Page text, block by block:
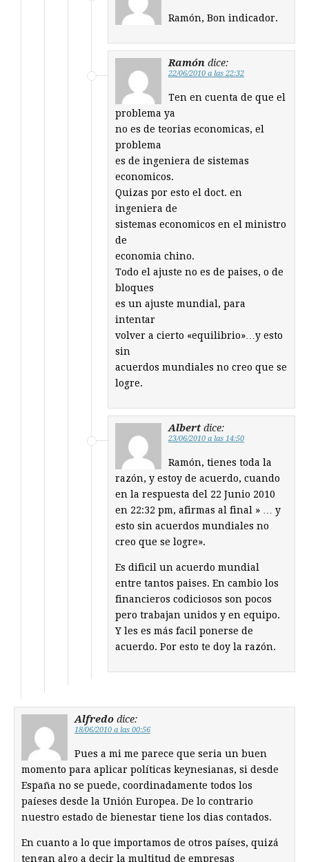
Ramón, Bon indicador.
Ramón dice:
22/06/2010 a las 22:32
Ten en cuenta de que el
problema ya
no es de teorias economicas, el
problema
es de ingeniera de sistemas
economicos.
Quizas por esto el doct. en
ingeniera de
sistemas economicos en el ministro
de
economia chino.
Todo el ajuste no es de paises, o de
bloques
es un ajuste mundial, para
intentar
volver a cierto «equilibrio»…y esto
sin
acuerdos mundiales no creo que se
logre.
Albert dice:
23/06/2010 a las 14:50
Ramón, tienes toda la
razón, y estoy de acuerdo, cuando
en la respuesta del 22 Junio 2010
en 22:32 pm, afirmas al final » … y
esto sin acuerdos mundiales no
creo que se logre».
Es dificil un acuerdo mundial
entre tantos paises. En cambio los
financieros codiciosos son pocos
pero trabajan unidos y en equipo.
Y les es más facil ponerse de
acuerdo. Por esto te doy la razón.
Alfredo dice:
18/06/2010 a las 00:56
Pues a mi me parece que seria un buen
momento para aplicar políticas keynesianas, si desde
España no se puede, coordinadamente todos los
paíeses desde la Unión Europea. De lo contrario
nuestro estado de bienestar tiene los dias contados.
En cuanto a lo que importamos de otros países, quizá
tengan algo a decir la multitud de empresas